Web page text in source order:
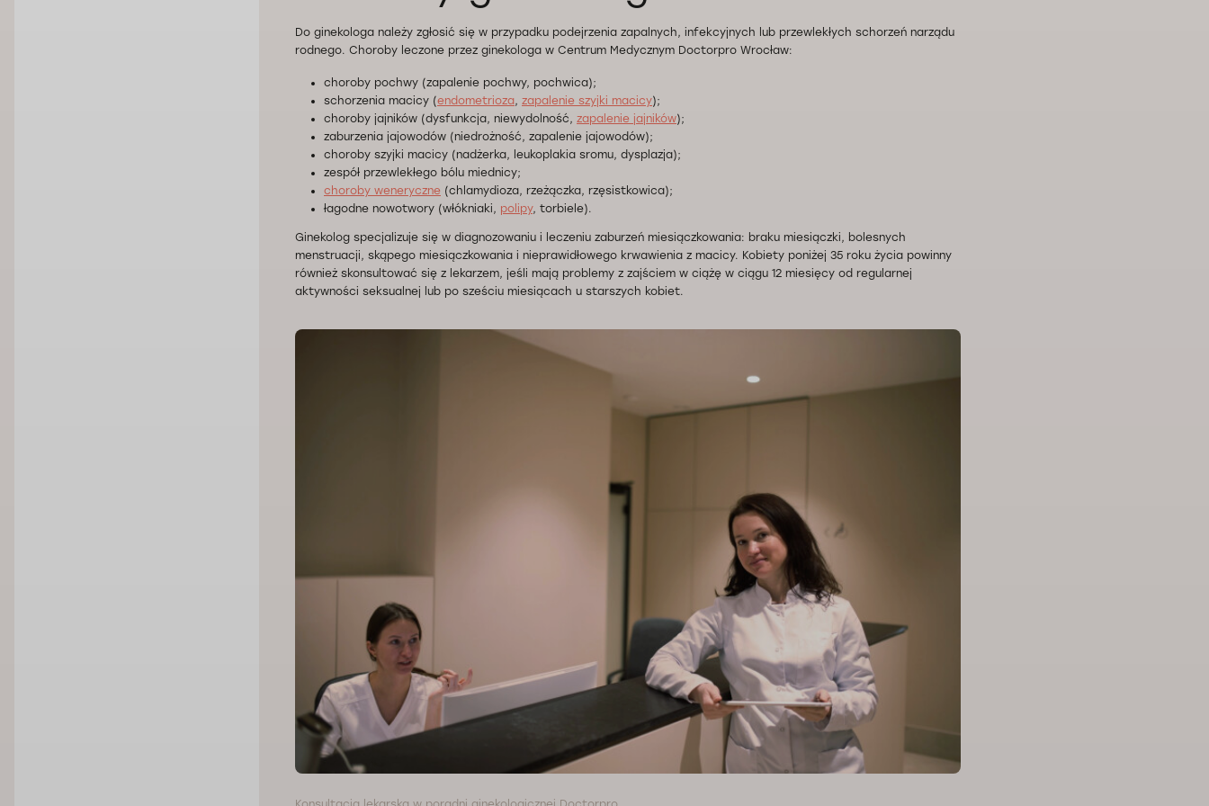
Do ginekologa należy zgłosić się w przypadku podejrzenia zapalnych, infekcyjnych lub przewlekłych schorzeń narządu
rodnego. Choroby leczone przez ginekologa w Centrum Medycznym Doctorpro Wrocław:
choroby pochwy (zapalenie pochwy, pochwica);
schorzenia macicy (endometrioza, zapalenie szyjki macicy);
choroby jajników (dysfunkcja, niewydolność, zapalenie jajników);
zaburzenia jajowodów (niedrożność, zapalenie jajowodów);
choroby szyjki macicy (nadżerka, leukoplakia sromu, dysplazja);
zespół przewlekłego bólu miednicy;
choroby weneryczne (chlamydioza, rzeżączka, rzęsistkowica);
łagodne nowotwory (włókniaki, polipy, torbiele).
Ginekolog specjalizuje się w diagnozowaniu i leczeniu zaburzeń miesiączkowania: braku miesiączki, bolesnych
menstruacji, skąpego miesiączkowania i nieprawidłowego krwawienia z macicy. Kobiety poniżej 35 roku życia powinny
również skonsultować się z lekarzem, jeśli mają problemy z zajściem w ciążę w ciągu 12 miesięcy od regularnej
aktywności seksualnej lub po sześciu miesiącach u starszych kobiet.